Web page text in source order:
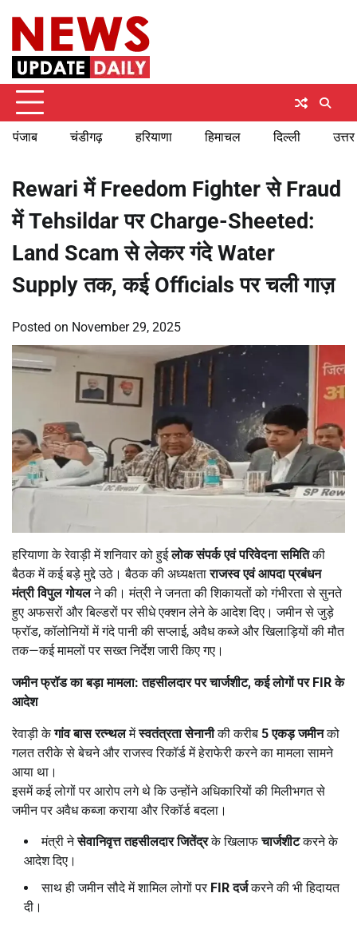
content
पंजाब चंडीगढ़ हरियाणा हिमाचल दिल्ली
Rewari में Freedom Fighter से Fraud
में Tehsildar पर Charge-Sheeted:
Land Scam से लेकर गंदे Water
Supply तक, कई Officials पर चली गाज़
Posted on November 29, 2025
हरियाणा के रेवाड़ी में शनिवार को हुईलोक संपर्क एवं परिवेदना समितिकी
बैठक में कई बड़े मुद्दे उठे। बैठक की अध्यक्षताराजस्व एवं आपदा प्रबंधन
मंत्री विपुल गोयलने की। मंत्री ने जनता की शिकायतों को गंभीरता से सुनते
हुए अफसरों और बिल्डरों पर सीधे एक्शन लेने के आदेश दिए। जमीन से जुड़े
फ्रॉड, कॉलोनियों में गंदे पानी की सप्लाई, अवैध कब्जे और खिलाड़ियों की मौत
तक—कई मामलों पर सख्त निर्देश जारी किए गए।
जमीन फ्रॉड का बड़ा मामला: तहसीलदार पर चार्जशीट,कई लोगों पर FIRके
आदेश
रेवाड़ी केगांव बास रत्न्थलमेंस्वतंत्रता सेनानीकी करीब 5एकड़ जमीनको
गलत तरीके से बेचने और राजस्व रिकॉर्ड में हेराफेरी करने का मामला सामने
आया था।
इसमें कई लोगों पर आरोप लगे थे कि उन्होंने अधिकारियों की मिलीभगत से
जमीन पर अवैध कब्जा कराया और रिकॉर्ड बदला।
मंत्री नेसेवानिवृत्त तहसीलदार जितेंद्रके खिलाफचार्जशीटकरने के
आदेश दिए।
साथ ही जमीन सौदे में शामिल लोगों पर FIRदर्जकरने की भी हिदायत
दी।